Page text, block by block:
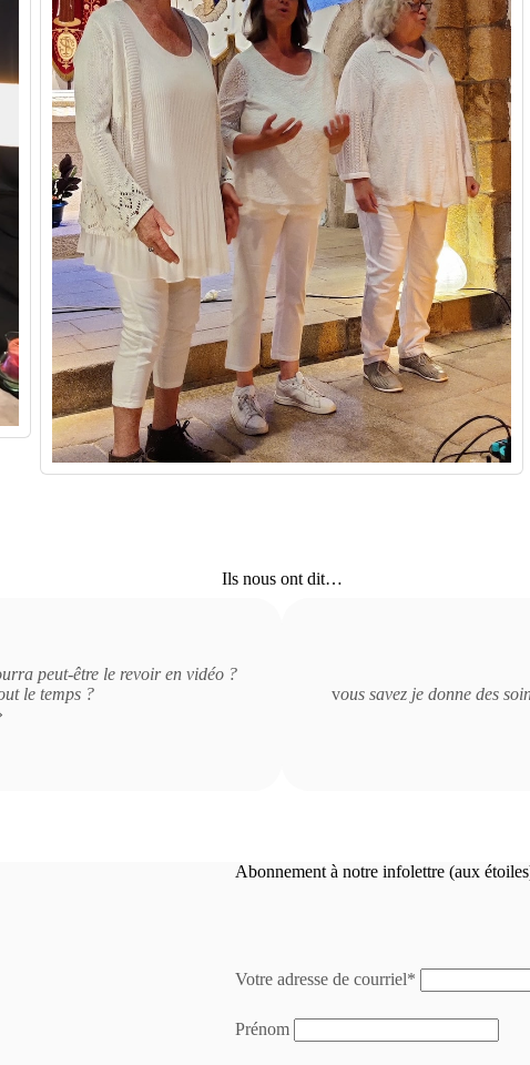
Ils nous ont dit…
peut-être le revoir en vidéo ?
le temps ?
vous savez je donne des
Abonnement à notre infolettre (aux
Votre adresse de courriel*
Prénom